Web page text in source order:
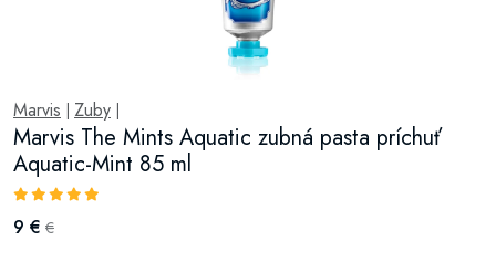
Marvis Zuby
Marvis The Mints Aquatic zubná pasta príchuť
Aquatic-Mint 85 ml
9 € €